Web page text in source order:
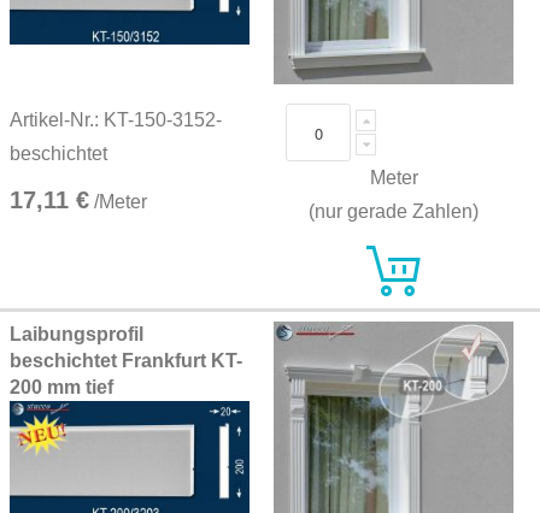
Artikel-Nr.: KT-150-3152-
beschichtet
17,11 € /Meter
Meter
(nur gerade Zahlen)
Laibungsprofil
beschichtet Frankfurt KT-
200 mm tief